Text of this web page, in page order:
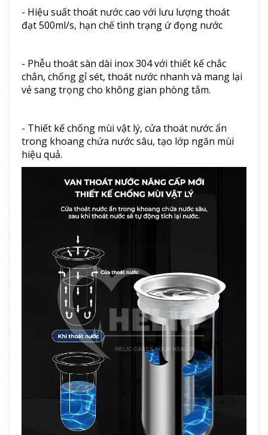
- Hiệu suất thoát nước cao với lưu lượng thoát
đạt 500ml/s, hạn chế tình trạng ứ đọng nước
- Phễu thoát sàn dài inox 304 với thiết kế chắc
chắn, chống gỉ sét, thoát nước nhanh và mang lại
vẻ sang trọng cho không gian phòng tắm.
- Thiết kế chống mùi vật lý, cửa thoát nước ẩn
trong khoang chứa nước sâu, tạo lớp ngăn mùi
hiệu quả.